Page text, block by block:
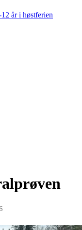
år i høstferien